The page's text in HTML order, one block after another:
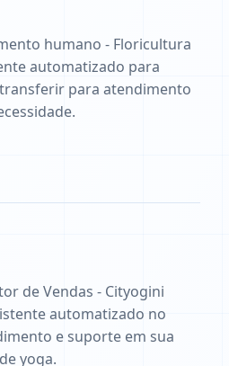
humano - Floricultura
automatizado para
para atendimento
de Vendas - Cityogini
automatizado no
e suporte em sua
yoga.